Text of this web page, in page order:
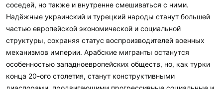
соседей, но также и внутренне смешиваться с ними.
Надёжные украинский и турецкий народы станут большей
частью европейской экономической и социальной
структуры, сохраняя статус воспроизводителей военных
механизмов империи. Арабские мигранты останутся
особенностью западноевропейских обществ, но, как турки
конца 20-ого столетия, станут конструктивными